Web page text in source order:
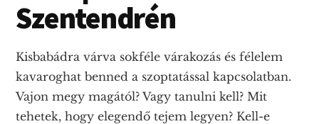
megyében.
Szentendrén
Kisbabádra várva sokféle várakozás és félelem
kavaroghat benned a szoptatással kapcsolatban.
Vajon megy magától? Vagy tanulni kell? Mit
tehetek, hogy elegendő tejem legyen? Kell-e